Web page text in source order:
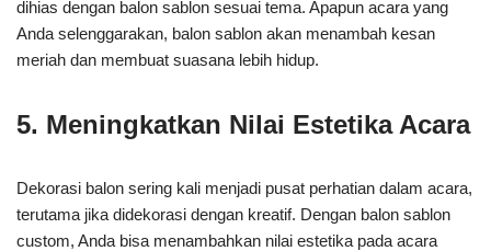
dihias dengan balon sablon sesuai tema. Apapun acara yang
Anda selenggarakan, balon sablon akan menambah kesan
meriah dan membuat suasana lebih hidup.
5. Meningkatkan Nilai Estetika Acara
Dekorasi balon sering kali menjadi pusat perhatian dalam acara,
terutama jika didekorasi dengan kreatif. Dengan balon sablon
custom, Anda bisa menambahkan nilai estetika pada acara